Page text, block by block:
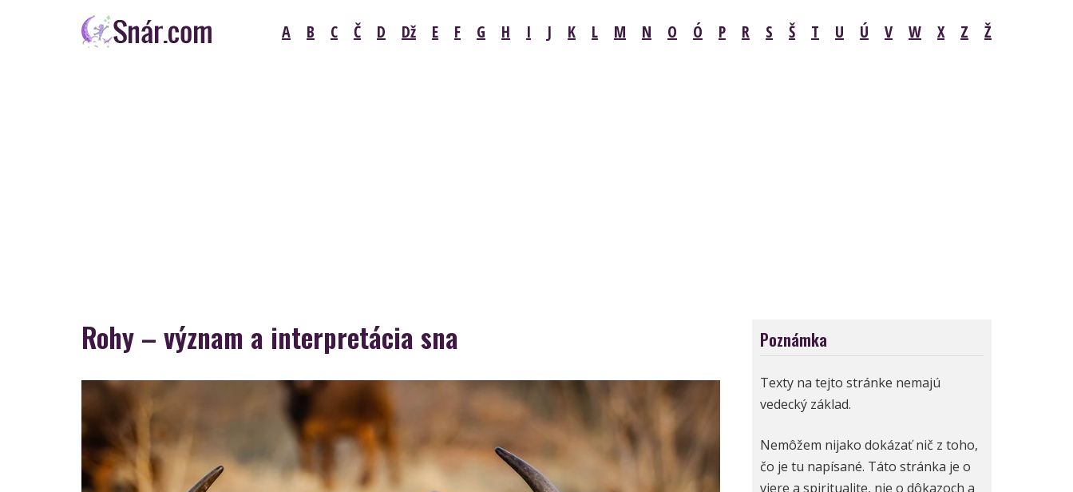
A B C Č D Dž E F G H I J K L M N O Ó P R S Š T U Ú V W X Z Ž
Rohy – význam a interpretácia sna Poznámka
Texty na tejto stránke nemajú
vedecký základ.
Nemôžem nijako dokázať nič z toho,
čo je tu napísané. Táto stránka je o
viere a spiritualite, nie o dôkazoch a